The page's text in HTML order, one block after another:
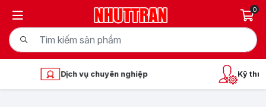
0
Dịch vụ chuyên nghiệp Kỹ